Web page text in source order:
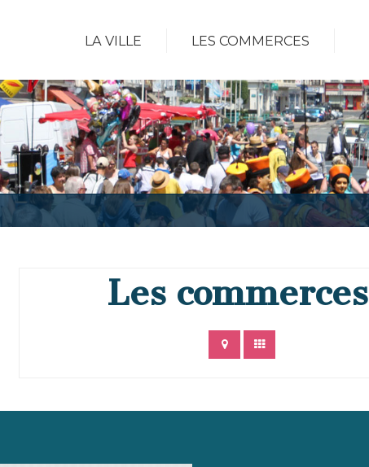
LA VILLE LES COMMERCES
Les commerces